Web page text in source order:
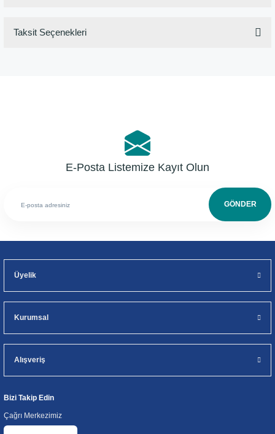
Taksit Seçenekleri
E-Posta Listemize Kayıt Olun
GÖNDER
Üyelik
Kurumsal
Alışveriş
Bizi Takip Edin
Çağrı Merkezimiz